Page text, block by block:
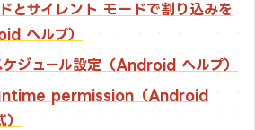
サイレント モードで割り込みを
ヘルプ）
ジュール設定（Android ヘルプ）
permission（Android